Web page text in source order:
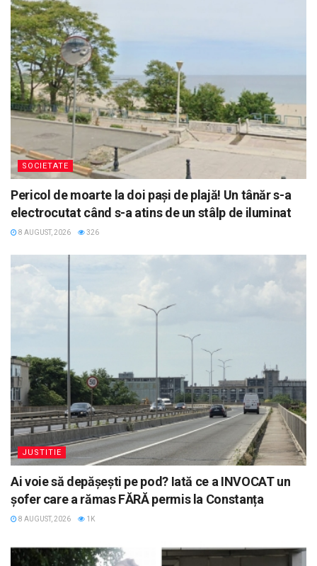
SOCIETATE
Pericol de moarte la doi pași de plajă! Un tânăr s-a
electrocutat când s-a atins de un stâlp de iluminat
8 AUGUST, 2026 326
JUSTITIE
Ai voie să depășești pe pod? Iată ce a INVOCAT un
șofer care a rămas FĂRĂ permis la Constanța
8 AUGUST, 2026 1K